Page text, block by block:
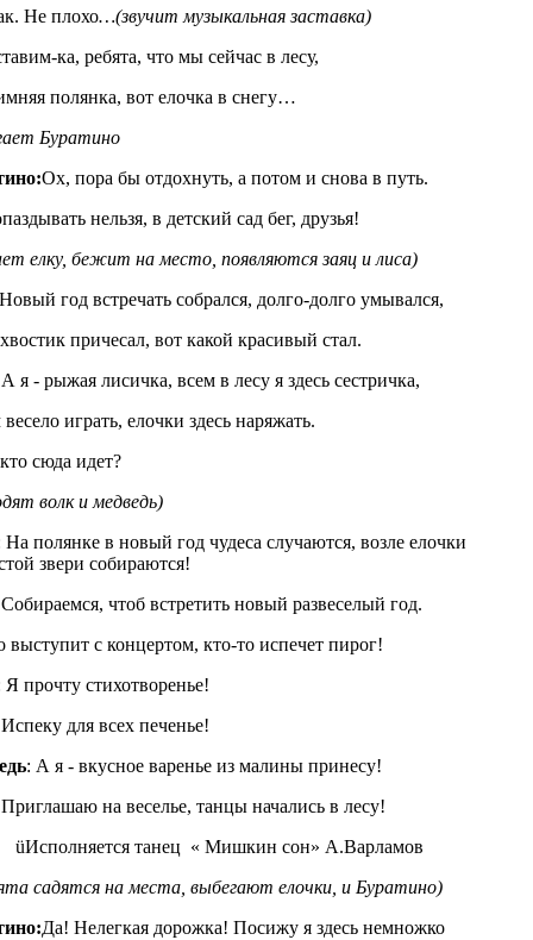
Не плохо…(звучит музыкальная заставка)
ка, ребята, что мы сейчас в лесу,
полянка, вот елочка в снегу…
Буратино
Ох, пора бы отдохнуть, а потом и снова в путь.
нельзя, в детский сад бег, друзья!
елку, бежит на место, появляются заяц и лиса)
Новый год встречать собрался, долго-долго умывался,
причесал, вот какой красивый стал.
А я - рыжая лисичка, всем в лесу я здесь сестричка,
играть, елочки здесь наряжать.
сюда идет?
волк и медведь)
На полянке в новый год чудеса случаются, возле елочки
звери собираются!
Собираемся, чтоб встретить новый развеселый год.
выступит с концертом, кто-то испечет пирог!
Я прочту стихотворенье!
Испеку для всех печенье!
: А я - вкусное варенье из малины принесу!
Приглашаю на веселье, танцы начались в лесу!
üИсполняется танец « Мишкин сон» А.Варламов
садятся на места, выбегают елочки, и Буратино)
Да! Нелегкая дорожка! Посижу я здесь немножко